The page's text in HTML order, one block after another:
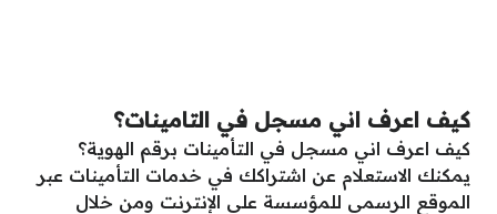
كيف اعرف اني مسجل في التامينات؟
كيف اعرف اني مسجل في التأمينات برقم الهوية؟
يمكنك الاستعلام عن اشتراكك في خدمات التأمينات عبر
الموقع الرسمي للمؤسسة على الإنترنت ومن خلال